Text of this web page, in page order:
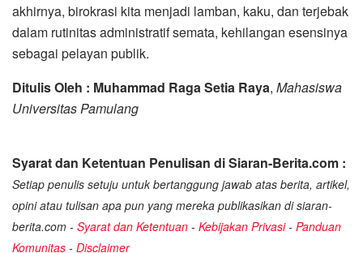
akhirnya, birokrasi kita menjadi lamban, kaku, dan terjebak
dalam rutinitas administratif semata, kehilangan esensinya
sebagai pelayan publik.
Ditulis Oleh : Muhammad Raga Setia Raya, Mahasiswa
Universitas Pamulang
Syarat dan Ketentuan Penulisan di Siaran-Berita.com :
Setiap penulis setuju untuk bertanggung jawab atas berita, artikel,
opini atau tulisan apa pun yang mereka publikasikan di siaran-
berita.com - Syarat dan Ketentuan - Kebijakan Privasi- Panduan
Komunitas - Disclaimer